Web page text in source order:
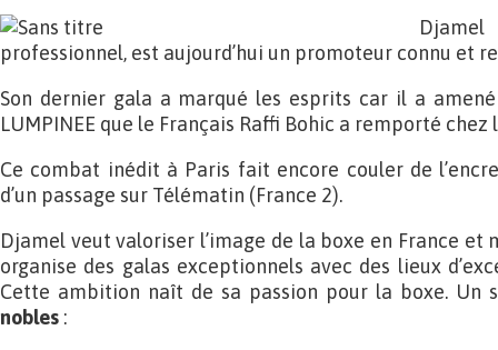
Djamel
professionnel, est aujourd’hui un promoteur connu et
Son dernier gala a marqué les esprits car il a amené
LUMPINEE que le Français Raffi Bohic a remporté chez
Ce combat inédit à Paris fait encore couler de
d’un passage sur Télématin (France 2).
Djamel veut valoriser l’image de la boxe en France et
organise des galas exceptionnels avec des lieux
Cette ambition naît de sa passion pour la boxe. Un
nobles :